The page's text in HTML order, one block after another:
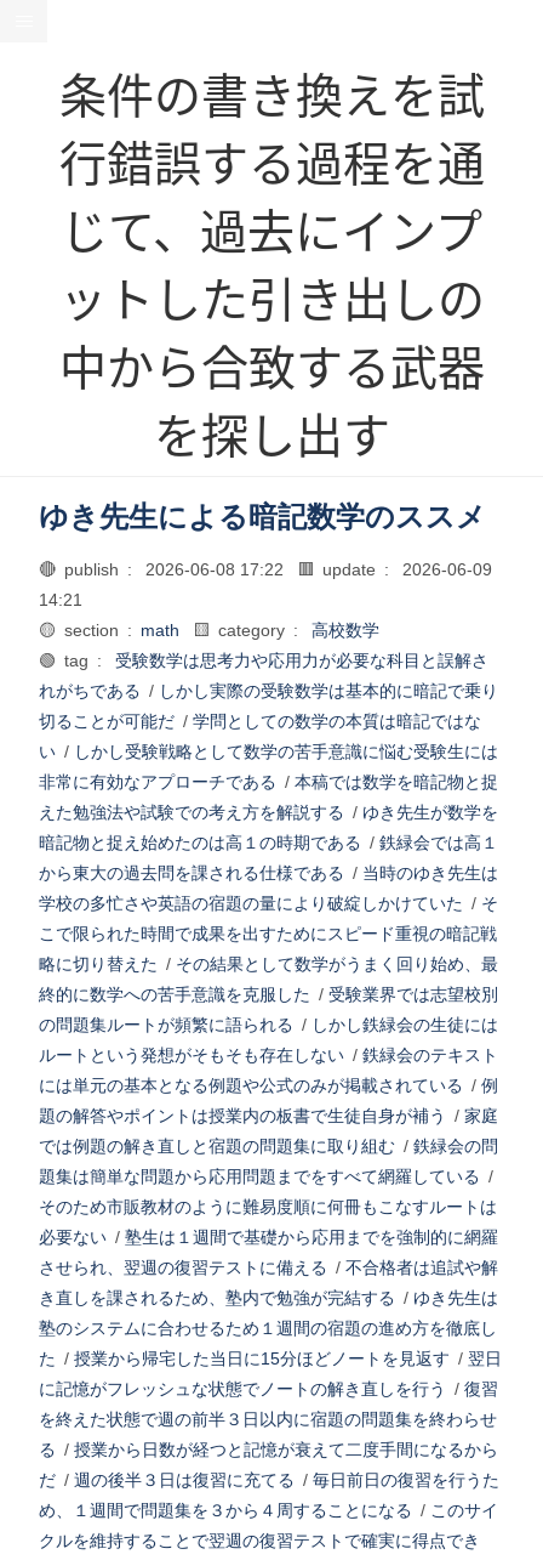
条件の書き換えを試
行錯誤する過程を通
じて、過去にインプ
ットした引き出しの
中から合致する武器
を探し出す
ゆき先生による暗記数学のススメ
🔴 publish : 2026-06-08 17:22 🟥 update :
2026-06-09
14:21
🟡 section : math 🟨 category :
高校数学
🟢 tag :
受験数学は思考力や応用力が必要な科目と誤解さ
れがちである / しかし実際の受験数学は基本的に暗記で乗り
切ることが可能だ / 学問としての数学の本質は暗記ではな
い / しかし受験戦略として数学の苦手意識に悩む受験生には
非常に有効なアプローチである / 本稿では数学を暗記物と捉
えた勉強法や試験での考え方を解説する / ゆき先生が数学を
暗記物と捉え始めたのは高１の時期である / 鉄緑会では高１
から東大の過去問を課される仕様である / 当時のゆき先生は
学校の多忙さや英語の宿題の量により破綻しかけていた / そ
こで限られた時間で成果を出すためにスピード重視の暗記戦
略に切り替えた / その結果として数学がうまく回り始め、最
終的に数学への苦手意識を克服した / 受験業界では志望校別
の問題集ルートが頻繁に語られる / しかし鉄緑会の生徒には
ルートという発想がそもそも存在しない / 鉄緑会のテキスト
には単元の基本となる例題や公式のみが掲載されている / 例
題の解答やポイントは授業内の板書で生徒自身が補う
/ 家庭
では例題の解き直しと宿題の問題集に取り組む / 鉄緑会の問
題集は簡単な問題から応用問題までをすべて網羅している /
そのため市販教材のように難易度順に何冊もこなすルートは
必要ない / 塾生は１週間で基礎から応用までを強制的に網羅
させられ、翌週の復習テストに備える / 不合格者は追試や解
き直しを課されるため、塾内で勉強が完結する / ゆき先生は
塾のシステムに合わせるため１週間の宿題の進め方を徹底し
た / 授業から帰宅した当日に15分ほどノートを見返す / 翌日
に記憶がフレッシュな状態でノートの解き直しを行う
/ 復習
を終えた状態で週の前半３日以内に宿題の問題集を終わらせ
る / 授業から日数が経つと記憶が衰えて二度手間になるから
だ / 週の後半３日は復習に充てる / 毎日前日の復習を行うた
め、１週間で問題集を３から４周することになる / このサイ
クルを維持することで翌週の復習テストで確実に得点でき